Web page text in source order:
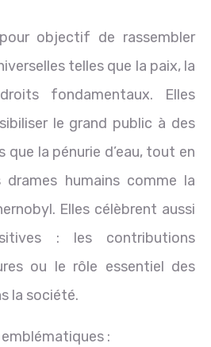
objectif de rassembler
telles que la paix, la
fondamentaux. Elles
le grand public à des
que la pénurie d’eau, tout en
drames humains comme la
Elles célèbrent aussi
: les contributions
ou le rôle essentiel des
la société.
: